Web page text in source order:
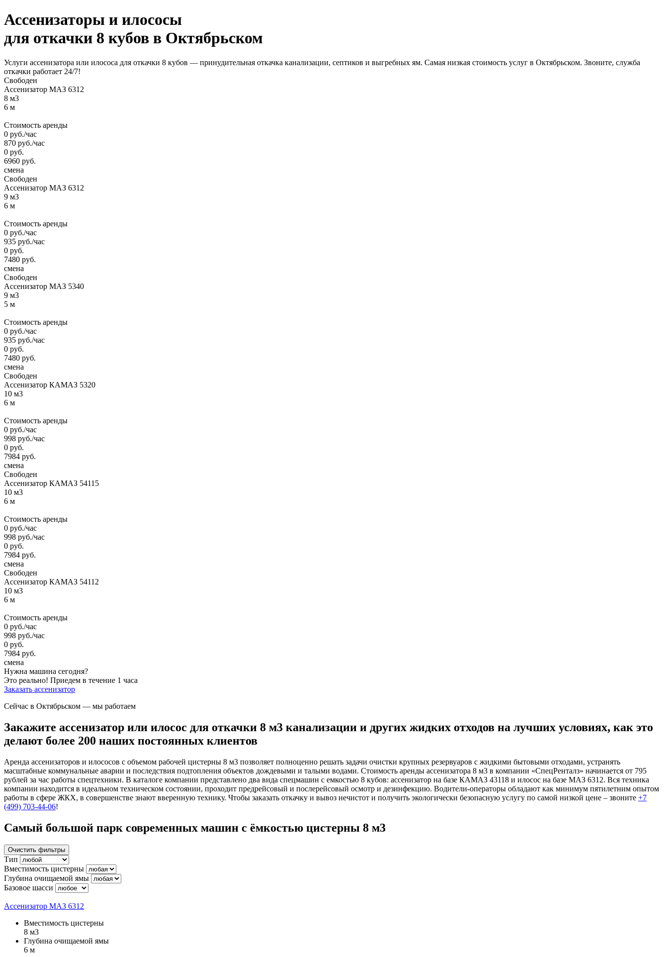
Ассенизаторы и илососы
для откачки 8 кубов в Октябрьском
Услуги ассенизатора или илососа для откачки 8 кубов — принудительная откачка канализации, септиков и выгребных ям. Самая низкая стоимость услуг в Октябрьском. Звоните, служба
откачки работает 24/7!
Свободен
Ассенизатор МАЗ 6312
8 м3
6 м
Стоимость аренды
0 руб./час
870 руб./час
0 руб.
6960 руб.
смена
Свободен
Ассенизатор МАЗ 6312
9 м3
6 м
Стоимость аренды
0 руб./час
935 руб./час
0 руб.
7480 руб.
смена
Свободен
Ассенизатор МАЗ 5340
9 м3
5 м
Стоимость аренды
0 руб./час
935 руб./час
0 руб.
7480 руб.
смена
Свободен
Ассенизатор КАМАЗ 5320
10 м3
6 м
Стоимость аренды
0 руб./час
998 руб./час
0 руб.
7984 руб.
смена
Свободен
Ассенизатор КАМАЗ 54115
10 м3
6 м
Стоимость аренды
0 руб./час
998 руб./час
0 руб.
7984 руб.
смена
Свободен
Ассенизатор КАМАЗ 54112
10 м3
6 м
Стоимость аренды
0 руб./час
998 руб./час
0 руб.
7984 руб.
смена
Нужна машина сегодня?
Это реально! Приедем в течение 1 часа
Заказать ассенизатор
Сейчас в Октябрьском — мы работаем
Закажите ассенизатор или илосос для откачки 8 м3 канализации и других жидких отходов на лучших условиях, как это
делают более 200 наших постоянных клиентов
Аренда ассенизаторов и илососов с объемом рабочей цистерны 8 м3 позволяет полноценно решать задачи очистки крупных резервуаров с жидкими бытовыми отходами, устранять
масштабные коммунальные аварии и последствия подтопления объектов дождевыми и талыми водами. Стоимость аренды ассенизатора 8 м3 в компании «СпецРенталз» начинается от 795
рублей за час работы спецтехники. В каталоге компании представлено два вида спецмашин с емкостью 8 кубов: ассенизатор на базе КАМАЗ 43118 и илосос на базе МАЗ 6312. Вся техника
компании находится в идеальном техническом состоянии, проходит предрейсовый и послерейсовый осмотр и дезинфекцию. Водители-операторы обладают как минимум пятилетним опытом
работы в сфере ЖКХ, в совершенстве знают вверенную технику. Чтобы заказать откачку и вывоз нечистот и получить экологически безопасную услугу по самой низкой цене – звоните +7
(499) 703-44-06!
Самый большой парк современных машин с ёмкостью цистерны 8 м3
Очистить фильтры
Тип
Вместимость цистерны
Глубина очищаемой ямы
Базовое шасси
Ассенизатор МАЗ 6312
Вместимость цистерны
8 м3
Глубина очищаемой ямы
6 м